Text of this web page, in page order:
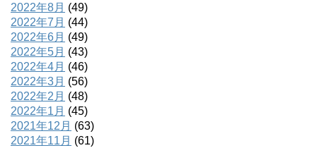
2022年8月 (49)
2022年7月 (44)
2022年6月 (49)
2022年5月 (43)
2022年4月 (46)
2022年3月 (56)
2022年2月 (48)
2022年1月 (45)
2021年12月 (63)
2021年11月 (61)